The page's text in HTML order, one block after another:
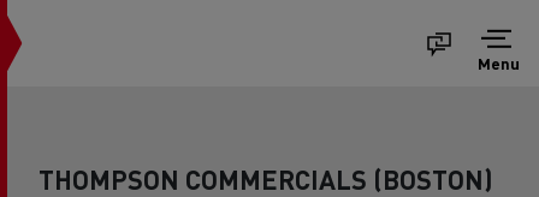
Menu
THOMPSON COMMERCIALS (BOSTON)